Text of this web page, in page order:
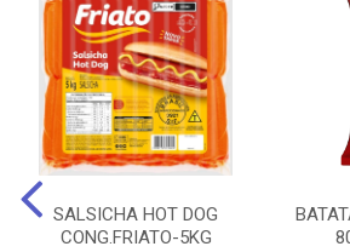
SALSICHA HOT DOG
CONG.FRIATO-5KG